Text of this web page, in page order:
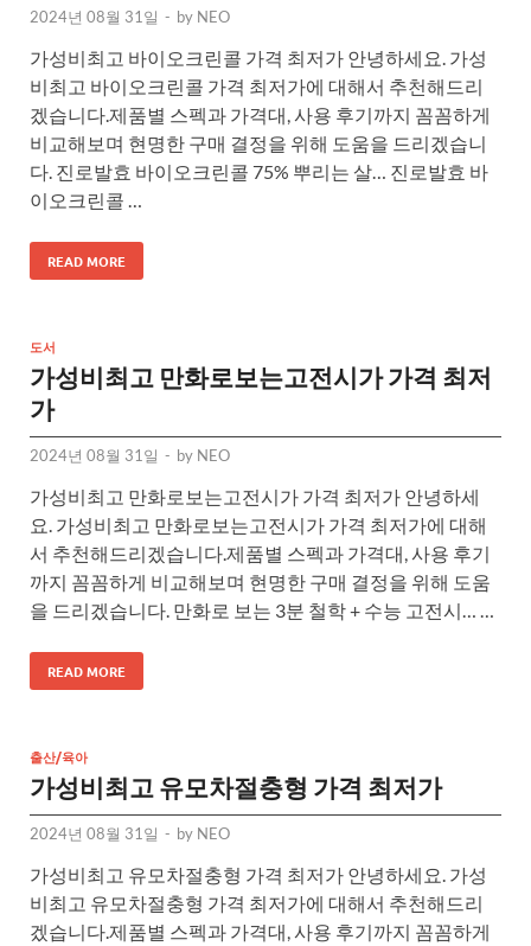
2024년 08월 31일 - by NEO
가성비최고 바이오크린콜 가격 최저가 안녕하세요. 가성
비최고 바이오크린콜 가격 최저가에 대해서 추천해드리
겠습니다.제품별 스펙과 가격대, 사용 후기까지 꼼꼼하게
비교해보며 현명한 구매 결정을 위해 도움을 드리겠습니
다. 진로발효 바이오크린콜 75% 뿌리는 살… 진로발효 바
이오크린콜 …
READ MORE
도서
가성비최고 만화로보는고전시가 가격 최저
가
2024년 08월 31일 - by NEO
가성비최고 만화로보는고전시가 가격 최저가 안녕하세
요. 가성비최고 만화로보는고전시가 가격 최저가에 대해
서 추천해드리겠습니다.제품별 스펙과 가격대, 사용 후기
까지 꼼꼼하게 비교해보며 현명한 구매 결정을 위해 도움
을 드리겠습니다. 만화로 보는 3분 철학 + 수능 고전시… …
READ MORE
출산/육아
가성비최고 유모차절충형 가격 최저가
2024년 08월 31일 - by NEO
가성비최고 유모차절충형 가격 최저가 안녕하세요. 가성
비최고 유모차절충형 가격 최저가에 대해서 추천해드리
겠습니다.제품별 스펙과 가격대, 사용 후기까지 꼼꼼하게